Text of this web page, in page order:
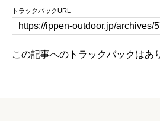
トラックバックURL
この記事へのトラックバックはあ